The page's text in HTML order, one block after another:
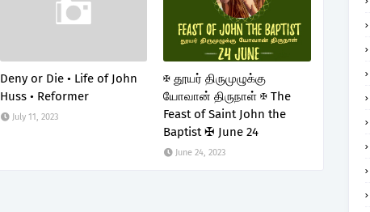
Deny or Die • Life of John
Huss • Reformer
July 11, 2023
✠ தூயர் திருமுழுக்கு
யோவான் திருநாள் ✠ The
Feast of Saint John the
Baptist ✠ June 24
June 24, 2023